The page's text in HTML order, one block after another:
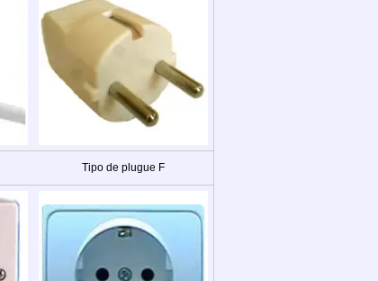
Tipo de plugue F